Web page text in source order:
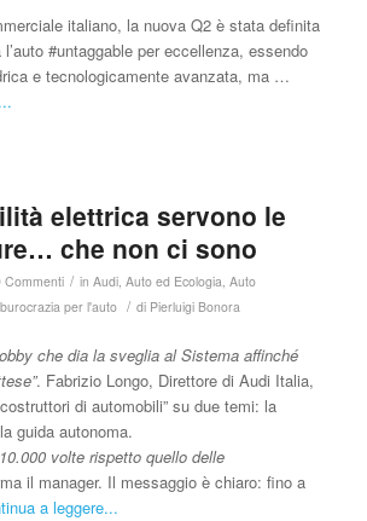
italiano, la nuova Q2 è stata definita
#untaggable per eccellenza, essendo
e tecnologicamente avanzata, ma …
elettrica servono le
che non ci sono
Commenti / in Audi, Auto ed Ecologia, Auto
per l'auto / di Pierluigi Bonora
che dia la sveglia al Sistema affinché
. Fabrizio Longo, Direttore di Audi Italia,
di automobili” su due temi: la
guida autonoma.
volte rispetto quello delle
il manager. Il messaggio è chiaro: fino a
a leggere...